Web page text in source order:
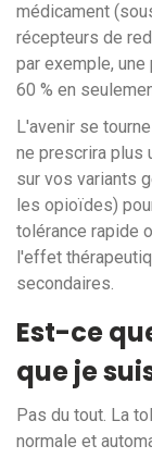
médicament
récepteurs de
par exemple,
60 % en
L'avenir se
ne prescrira plus
sur vos variants
les opioïdes)
tolérance rapide
l'effet
secondaires.
Est-ce
que je
Pas du tout. La
normale et